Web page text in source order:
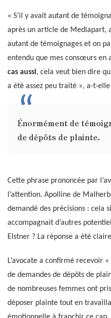
« S’il y avait autant de
après un article de Mediapart,
autant de témoignages et on
entendu que mes consœurs en
cas aussi, cela veut bien dire
a été assez peu traité », a-t-
Énormément de
de dépôts de plainte.
Cette phrase prononcée par
l’attention. Apolline de
demandé des précisions : cela
accompagnait d’autres
Elstner ? La réponse a été
L’avocate a confirmé recevoir
de demandes de dépôts de
de nombreuses femmes ont
déposer plainte tout en